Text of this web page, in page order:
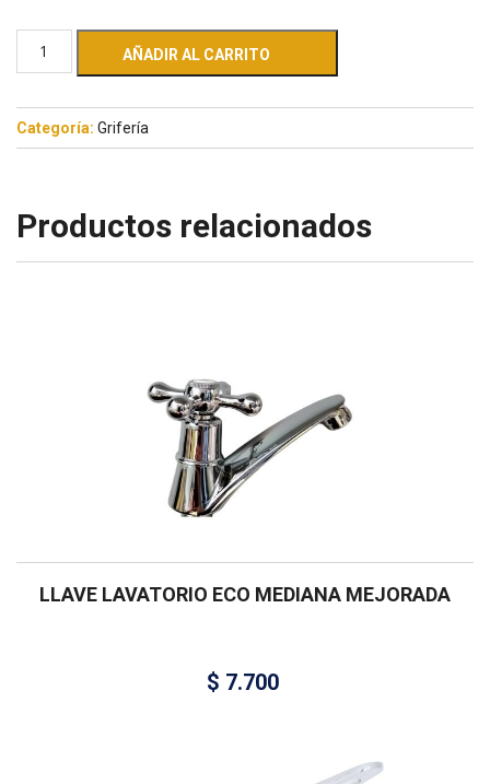
AÑADIR AL CARRITO
Categoría: Grifería
Productos relacionados
LLAVE LAVATORIO ECO MEDIANA MEJORADA
$ 7.700